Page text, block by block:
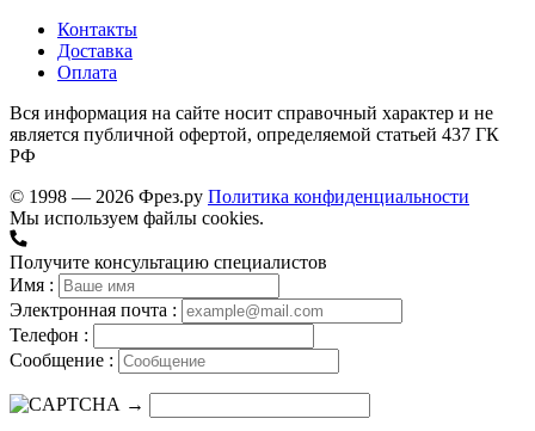
Контакты
Доставка
Оплата
Вся информация на сайте носит справочный характер и не
является публичной офертой, определяемой статьей 437 ГК
РФ
© 1998 — 2026 Фрез.ру Политика конфиденциальности
Мы используем файлы cookies.
Получите консультацию специалистов
Имя :
Электронная почта :
Телефон :
Сообщение :
→